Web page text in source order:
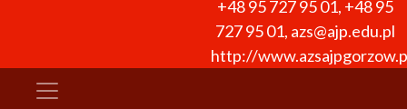
+48 95 727 95 01, +48 95
727 95 01, azs@ajp.edu.pl
http://